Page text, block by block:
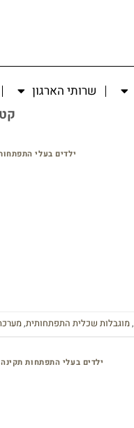
שרותי הארגון
ילדים בעלי
,מוגבלות שכלית התפתחותית,
ילדים בעלי התפתחות תקינה